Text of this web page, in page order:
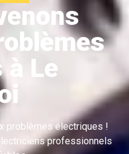
Le
problèmes électriques !
professionnels